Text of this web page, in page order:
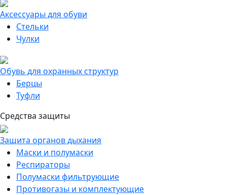
Аксессуары для обуви
Стельки
Чулки
Обувь для охранных структур
Берцы
Туфли
Средства защиты
Защита органов дыхания
Маски и полумаски
Респираторы
Полумаски фильтрующие
Противогазы и комплектующие